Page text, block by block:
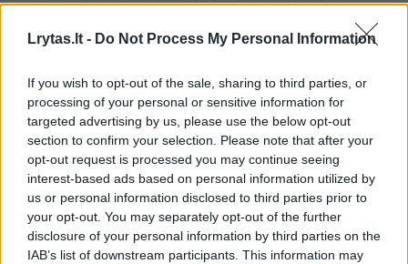
Lrytas.lt - Do Not Process My Personal Information
If you wish to opt-out of the sale, sharing to third parties, or
processing of your personal or sensitive information for
targeted advertising by us, please use the below opt-out
section to confirm your selection. Please note that after your
opt-out request is processed you may continue seeing
interest-based ads based on personal information utilized by
us or personal information disclosed to third parties prior to
your opt-out. You may separately opt-out of the further
disclosure of your personal information by third parties on the
IAB’s list of downstream participants. This information may
Visi įrašai
Žiūrimiausi įrašai
Pateikė daugiau detalių apie iš tėvų paimtus šešis
vaikus: jiems kilusi grėsmė